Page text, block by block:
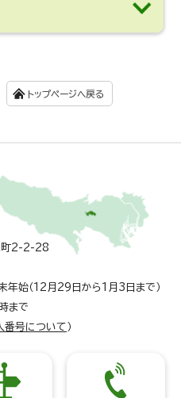
トップページへ戻る
2-2-28
年始（12月29日から1月3日まで）
まで
番号について ）